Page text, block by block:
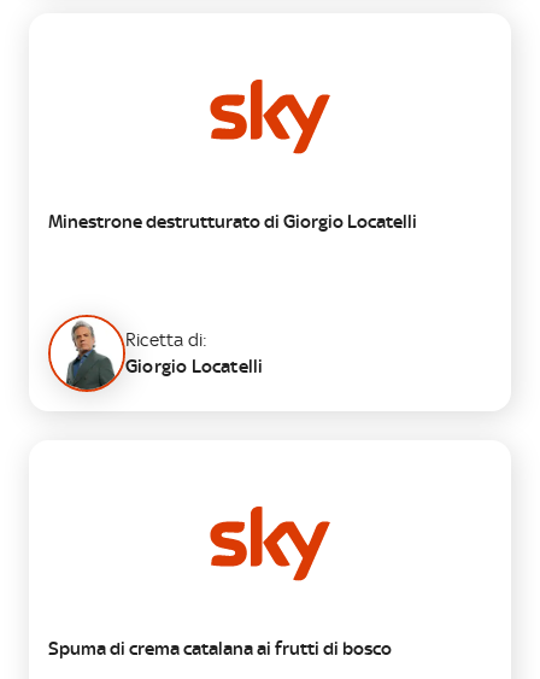
Minestrone destrutturato di Giorgio Locatelli
Ricetta di:
Giorgio Locatelli
Spuma di crema catalana ai frutti di bosco